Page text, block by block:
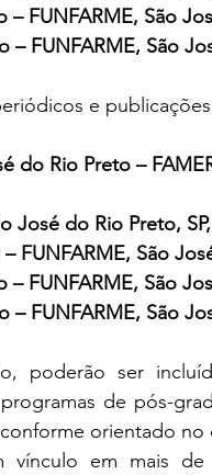
FUNFARME, São
FUNFARME, São
e
Rio Preto –
José do Rio Preto,
FUNFARME, São
FUNFARME, São
FUNFARME, São
poderão ser
de pós-
orientado no
vínculo em mais